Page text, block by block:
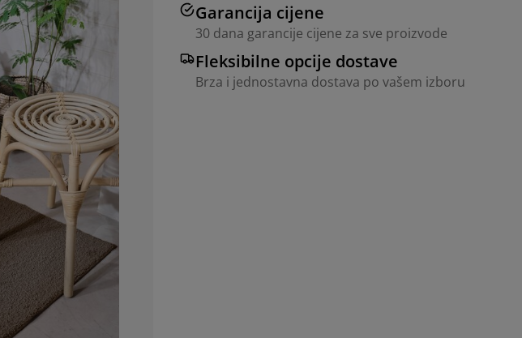
Garancija cijene
30 dana garancije cijene za sve proizvode
Fleksibilne opcije dostave
Brza i jednostavna dostava po vašem izboru